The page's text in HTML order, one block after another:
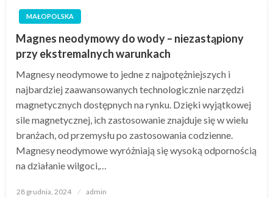
MAŁOPOLSKA
Magnes neodymowy do wody – niezastąpiony
przy ekstremalnych warunkach
Magnesy neodymowe to jedne z najpotężniejszych i
najbardziej zaawansowanych technologicznie narzędzi
magnetycznych dostępnych na rynku. Dzięki wyjątkowej
sile magnetycznej, ich zastosowanie znajduje się w wielu
branżach, od przemysłu po zastosowania codzienne.
Magnesy neodymowe wyróżniają się wysoką odpornością
na działanie wilgoci,…
Opublikowane
28 grudnia, 2024 admin